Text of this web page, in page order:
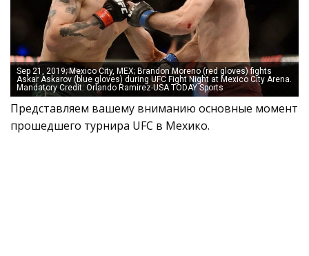
Sep 21, 2019; Mexico City, MEX; Brandon Moreno (red gloves) fights
Askar Askarov (blue gloves) during UFC Fight Night at Mexico City Arena.
Mandatory Credit: Orlando Ramirez-USA TODAY Sports
Представляем вашему вниманию основные момент
прошедшего турнира UFC в Мехико.